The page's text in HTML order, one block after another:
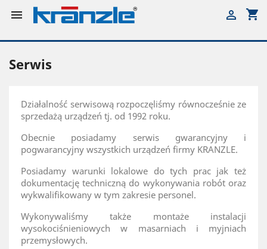
 shopping_cart

Serwis
Działalność serwisową rozpoczęliśmy równocześnie ze
sprzedażą urządzeń tj. od 1992 roku.
Obecnie posiadamy serwis gwarancyjny i
pogwarancyjny wszystkich urządzeń firmy KRANZLE.
Posiadamy warunki lokalowe do tych prac jak też
dokumentację techniczną do wykonywania robót oraz
wykwalifikowany w tym zakresie personel.
Wykonywaliśmy także montaże instalacji
wysokociśnieniowych w masarniach i myjniach
przemysłowych.